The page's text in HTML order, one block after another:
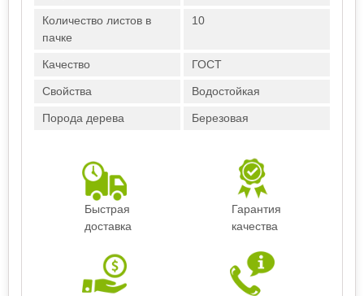
Количество листов в
пачке
10
Качество ГОСТ
Свойства Водостойкая
Порода дерева Березовая
Быстрая
доставка
Гарантия
качества